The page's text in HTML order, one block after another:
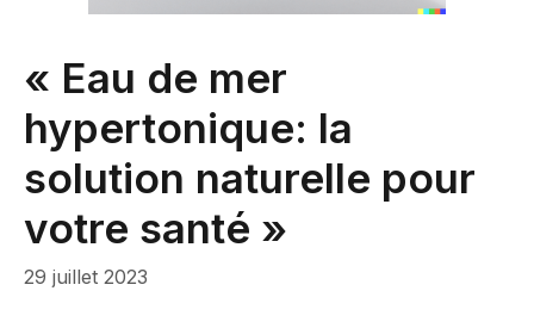
« Eau de mer
hypertonique: la
solution naturelle pour
votre santé »
29 juillet 2023